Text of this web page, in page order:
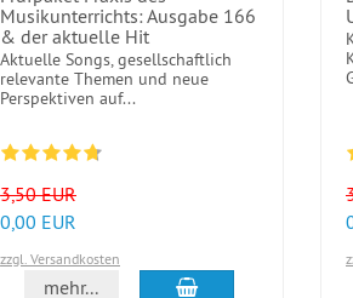
Musikunterrichts: Ausgabe 166
& der aktuelle Hit
Aktuelle Songs, gesellschaftlich
relevante Themen und neue
Perspektiven auf...
3,50 EUR
0,00 EUR
zzgl. Versandkosten
mehr... In den Warenkorb